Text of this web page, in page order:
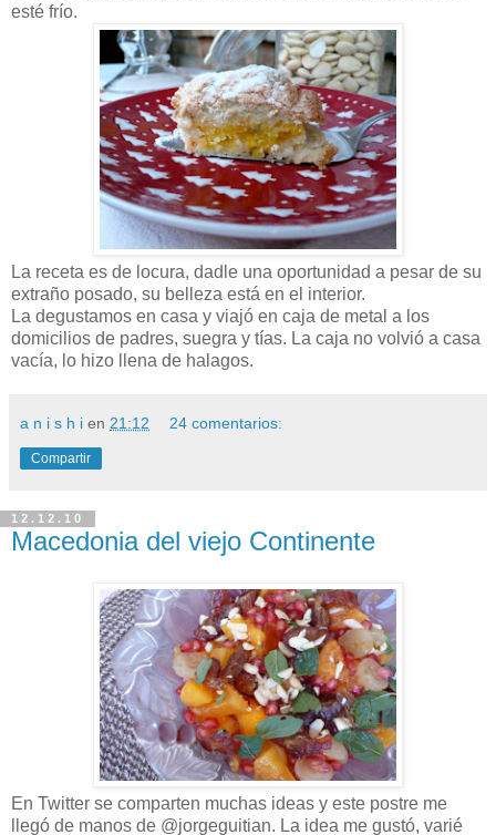
esté frío.
La receta es de locura, dadle una oportunidad a pesar de su
extraño posado, su belleza está en el interior.
La degustamos en casa y viajó en caja de metal a los
domicilios de padres, suegra y tías. La caja no volvió a casa
vacía, lo hizo llena de halagos.
a n i s h i en 21:12 24 comentarios:
Compartir
12.12.10
Macedonia del viejo Continente
En Twitter se comparten muchas ideas y este postre me
llegó de manos de @jorgeguitian. La idea me gustó, varié